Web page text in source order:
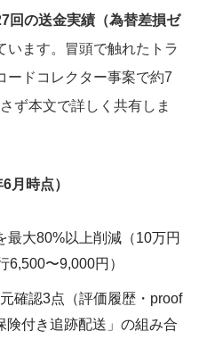
回の送金実績（為替差損ゼ
います。冒頭で触れたトラ
ードコレクター事案で約7
ず本文で詳しく共有しま
月時点）
最大80%以上削減（10万円
6,500〜9,000円）
確認3点（評価履歴・proof
険付き追跡配送」の組み合